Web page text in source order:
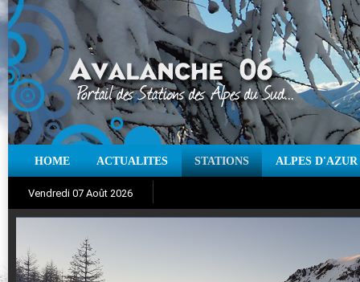
HOME ACTUALITES STATIONS ALPES D'AZUR
Vendredi 07 Août 2026